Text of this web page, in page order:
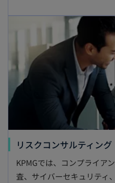
リスクコンサルティング
KPMGでは、コンプライア
査、サイバーセキュリティ